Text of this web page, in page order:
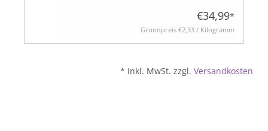
€34,99*
Grundpreis €2,33 / Kilogramm
* Inkl. MwSt. zzgl. Versandkosten